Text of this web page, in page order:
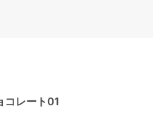
コレート01